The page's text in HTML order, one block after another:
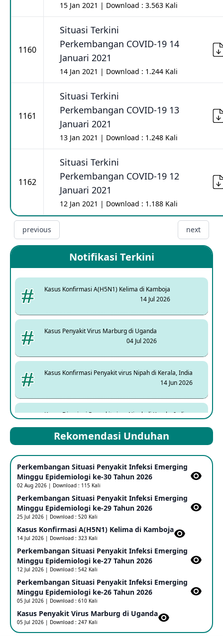
15 Jan 2021 | Download : 3.563 Kali
1160
Situasi Terkini
Perkembangan COVID-19 14
Januari 2021
14 Jan 2021 | Download : 1.244 Kali
1161
Situasi Terkini
Perkembangan COVID-19 13
Januari 2021
13 Jan 2021 | Download : 1.248 Kali
1162
Situasi Terkini
Perkembangan COVID-19 12
Januari 2021
12 Jan 2021 | Download : 1.188 Kali
previous next
Notifikasi Terkini
Kasus Konfirmasi A(H5N1) Kelima di Kamboja
14 Jul 2026
Kasus Penyakit Virus Marburg di Uganda
04 Jul 2026
Kasus Konfirmasi Penyakit virus Nipah di Kerala, India
14 Jun 2026
Kasus Dicurigai Penyakit virus Nipah di Kerala, India
Mpox Clade 1b di Taiwan
25 May 2026
Update Informasi PHEIC Penyakit Ebola
23 May 2026
Penetapan Outbreak Penyakit Ebola di RD Kongo dan
Uganda Sebagai PHEIC
17 May 2026
Outbreak Penyakti Ebola di RD Kongo
16 May 2026
Kasus Konfirmasi A(H5NN6) di Cina
Rekomendasi Unduhan
Perkembangan Situasi Penyakit Infeksi Emerging
Minggu Epidemiologi ke-30 Tahun 2026
02 Aug 2026 | Download : 115 Kali
Perkembangan Situasi Penyakit Infeksi Emerging
Minggu Epidemiologi ke-29 Tahun 2026
25 Jul 2026 | Download : 520 Kali
Kasus Konfirmasi A(H5N1) Kelima di Kamboja​
14 Jul 2026 | Download : 323 Kali
Perkembangan Situasi Penyakit Infeksi Emerging
Minggu Epidemiologi ke-27 Tahun 2026
12 Jul 2026 | Download : 542 Kali
Perkembangan Situasi Penyakit Infeksi Emerging
Minggu Epidemiologi ke-26 Tahun 2026
05 Jul 2026 | Download : 610 Kali
Kasus Penyakit Virus Marburg di Uganda
05 Jul 2026 | Download : 247 Kali